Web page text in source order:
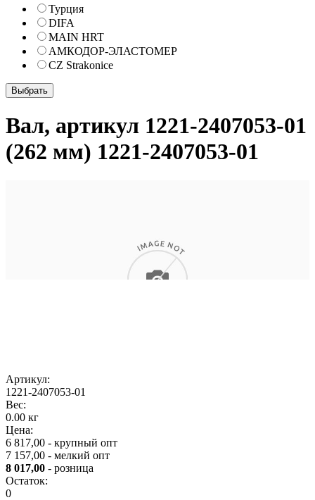
Турция
DIFA
MAIN HRT
АМКОДОР-ЭЛАСТОМЕР
CZ Strakonice
Вал, артикул 1221-2407053-01
(262 мм) 1221-2407053-01
Артикул:
1221-2407053-01
Вес:
0.00 кг
Цена:
6 817,00 - крупный опт
7 157,00 - мелкий опт
8 017,00 - розница
Остаток:
0